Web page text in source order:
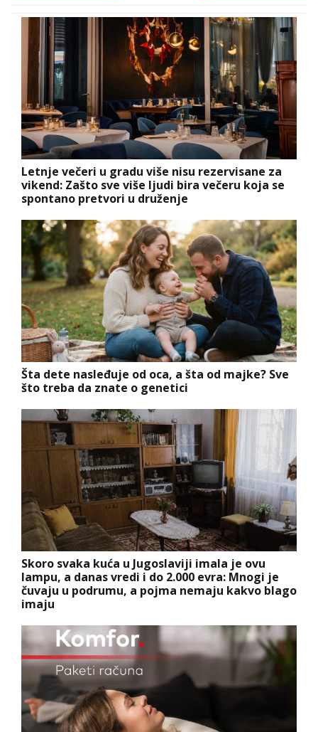
Letnje večeri u gradu više nisu rezervisane za
vikend: Zašto sve više ljudi bira večeru koja se
spontano pretvori u druženje
Šta dete nasleđuje od oca, a šta od majke? Sve
što treba da znate o genetici
Skoro svaka kuća u Jugoslaviji imala je ovu
lampu, a danas vredi i do 2.000 evra: Mnogi je
čuvaju u podrumu, a pojma nemaju kakvo blago
imaju